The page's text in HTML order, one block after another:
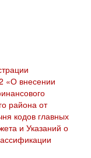
«О внесении
района от
кодов главных
и Указаний о